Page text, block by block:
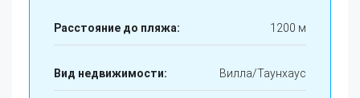
Расстояние до пляжа: 1200 м
Вид недвижимости: Вилла/Таунхаус